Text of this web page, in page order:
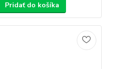
Pridať do košíka